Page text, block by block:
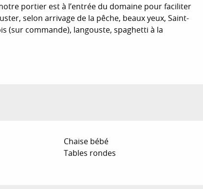
portier est à l’entrée du domaine pour faciliter
selon arrivage de la pêche, beaux yeux, Saint-
(sur commande), langouste, spaghetti à la
Chaise bébé
Tables rondes